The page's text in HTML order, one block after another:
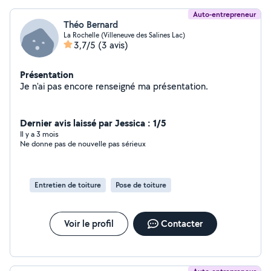
Auto-entrepreneur
Théo Bernard
La Rochelle (Villeneuve des Salines Lac)
3,7/5 (3 avis)
Présentation
Je n'ai pas encore renseigné ma présentation.
Dernier avis laissé par Jessica : 1/5
Il y a 3 mois
Ne donne pas de nouvelle pas sérieux
Entretien de toiture Pose de toiture
Voir le profil Contacter